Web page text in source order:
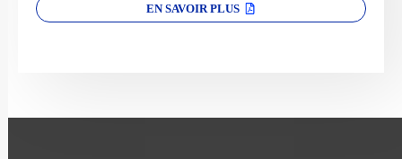
EN SAVOIR PLUS